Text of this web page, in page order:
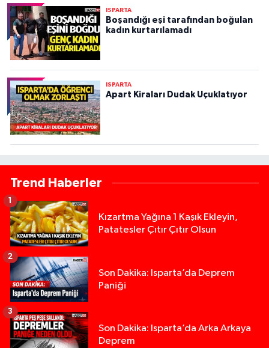
ISPARTA
Boşandığı eşi tarafından boğulan
kadın kurtarılamadı
ISPARTA
Apart Kiraları Dudak Uçuklatıyor
Trend Haberler
Kızartma Yağına 1 Kaşık Ekleyin,
Patatesler Çıtır Çıtır Olsun
1
Son Dakika: Isparta’da Deprem
Paniği
2
Son Dakika: Isparta’da Arka Arkaya
Deprem
3